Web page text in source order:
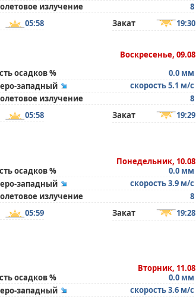
излучение
8
05:58 Закат 19:30
Воскресенье, 09.08
осадков %
0.0 мм
западный
скорость 5.1 м/с
излучение
8
05:58 Закат 19:29
Понедельник, 10.08
осадков %
0.0 мм
западный
скорость 3.9 м/с
излучение
8
05:59 Закат 19:28
Вторник, 11.08
осадков %
0.0 мм
западный
скорость 3.6 м/с